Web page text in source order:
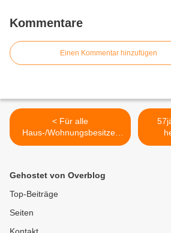
Kommentare
Einen Kommentar hinzufügen
< Für alle
Haus-/Wohnungsbesitzer
kostenlos und vor Ort:
Energiekurzberatungen an
Gehostet von Overblog
Top-Beiträge
Seiten
Kontakt